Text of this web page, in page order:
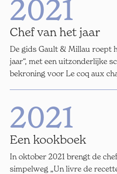
2021
Chef van het jaar
De gids Gault & Millau roept
jaar“, met een uitzonderlijke
bekroning voor Le coq aux
2021
Een kookboek
In oktober 2021 brengt de
simpelweg „Un livre de